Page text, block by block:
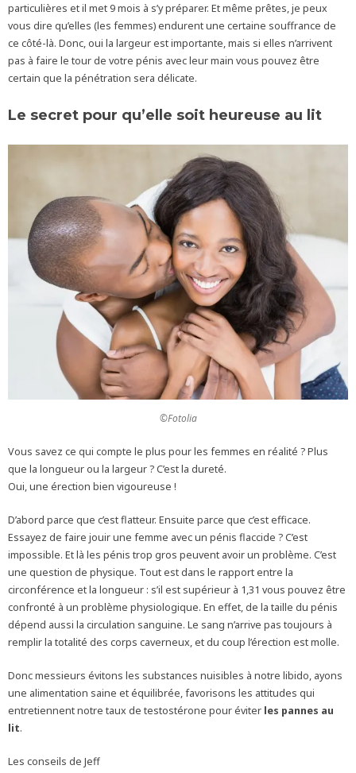
particulières et il met 9 mois à s’y préparer. Et même prêtes, je peux
vous dire qu’elles (les femmes) endurent une certaine souffrance de
ce côté-là. Donc, oui la largeur est importante, mais si elles n’arrivent
pas à faire le tour de votre pénis avec leur main vous pouvez être
certain que la pénétration sera délicate.
Le secret pour qu’elle soit heureuse au lit
©Fotolia
Vous savez ce qui compte le plus pour les femmes en réalité ? Plus
que la longueur ou la largeur ? C’est la dureté.
Oui, une érection bien vigoureuse !
D’abord parce que c’est flatteur. Ensuite parce que c’est efficace.
Essayez de faire jouir une femme avec un pénis flaccide ? C’est
impossible. Et là les pénis trop gros peuvent avoir un problème. C’est
une question de physique. Tout est dans le rapport entre la
circonférence et la longueur : s’il est supérieur à 1,31 vous pouvez être
confronté à un problème physiologique. En effet, de la taille du pénis
dépend aussi la circulation sanguine. Le sang n’arrive pas toujours à
remplir la totalité des corps caverneux, et du coup l’érection est molle.
Donc messieurs évitons les substances nuisibles à notre libido, ayons
une alimentation saine et équilibrée, favorisons les attitudes qui
entretiennent notre taux de testostérone pour éviter les pannes au
lit.
Les conseils de Jeff